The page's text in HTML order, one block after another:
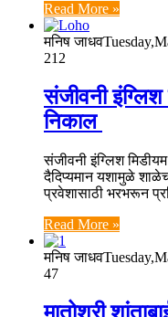
Read More »
मनिष जाधव
212
संजीवनी
निकाल
संजीवनी इंग्लिश
दैदिप्यमान यशामुळे
प्रवेशासाठी भरभरून
Read More »
मनिष जाधव
47
मातोश्री